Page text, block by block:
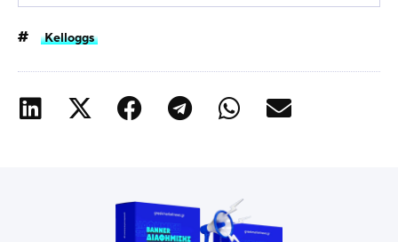
Kelloggs